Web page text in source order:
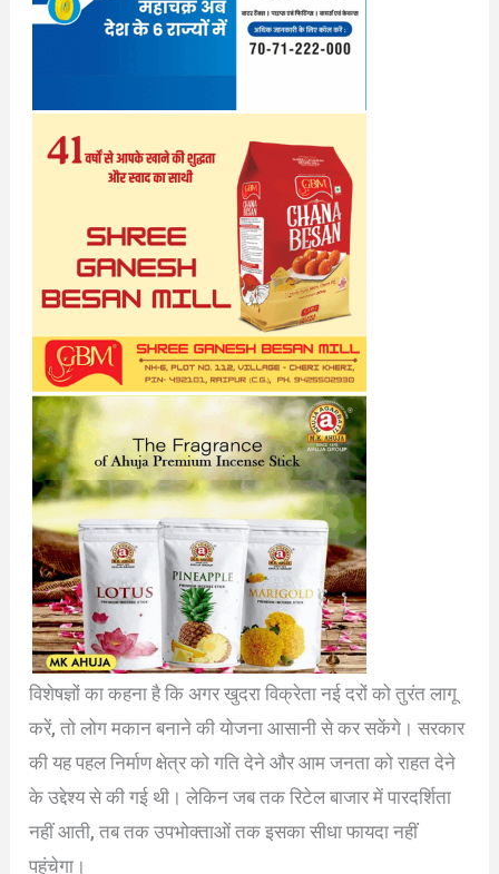
विशेषज्ञों का कहना है कि अगर खुदरा विक्रेता नई दरों को तुरंत लागू
करें, तो लोग मकान बनाने की योजना आसानी से कर सकेंगे। सरकार
की यह पहल निर्माण क्षेत्र को गति देने और आम जनता को राहत देने
के उद्देश्य से की गई थी। लेकिन जब तक रिटेल बाजार में पारदर्शिता
नहीं आती, तब तक उपभोक्ताओं तक इसका सीधा फायदा नहीं
पहुंचेगा।